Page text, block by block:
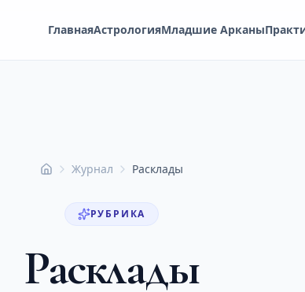
ГлавнаяАстрологияМладшие Арканы
ГлавнаяЖурнал Расклады
РУБРИКА
Расклады